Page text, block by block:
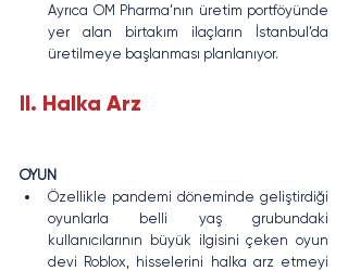
Ayrıca OM Pharma’nın üretim portföyünde
yer alan birtakım ilaçların İstanbul’da
üretilmeye başlanması planlanıyor.
II. Halka Arz
OYUN
Özellikle pandemi döneminde geliştirdiği
oyunlarla belli yaş grubundaki
kullanıcılarının büyük ilgisini çeken oyun
devi Roblox, hisselerini halka arz etmeyi